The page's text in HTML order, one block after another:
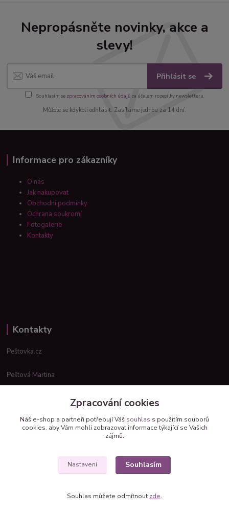
Nepropásněte novinky, akce a
slevy!
Přihlásit se
Souhlasím se zpracováním osobních údajůza účelem rozesílky newsletteru.
Můžete se kdykoli odhlásit. Zasíláme jednou za 14 dní.
Informace pro zákazníky
O nás
Jak nakupovat
Obchodní podmínky
Ochrana soukromí
Fotogalerie
Kontakty
Kontakty
Peštovka.cz
Peštová Martina
Upravit sběr cookies.
Vytvořeno na Eshop-rychle.cz
Zpracování cookies
Náš e-shop a partneři potřebují Váš souhlas s použitím souborů
cookies, aby Vám mohli zobrazovat informace týkající se Vašich
zájmů.
Nastavení Souhlasím
Souhlas můžete odmítnout zde.